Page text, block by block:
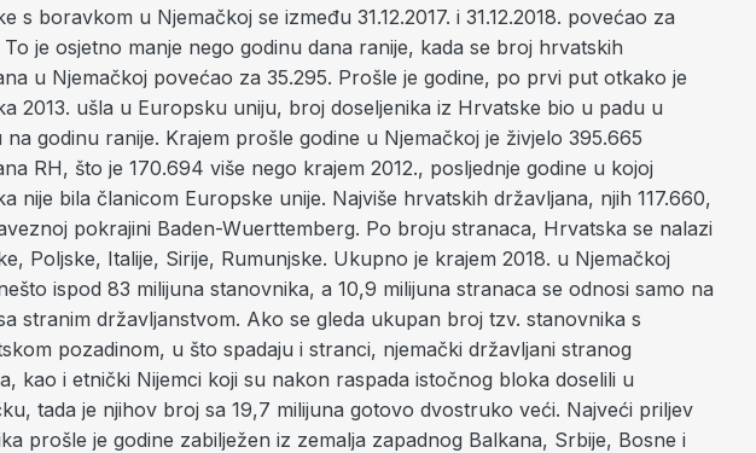
s boravkom u Njemačkoj se između 31.12.2017. i 31.12.2018. povećao za
To je osjetno manje nego godinu dana ranije, kada se broj hrvatskih
u Njemačkoj povećao za 35.295. Prošle je godine, po prvi put otkako je
2013. ušla u Europsku uniju, broj doseljenika iz Hrvatske bio u padu u
na godinu ranije. Krajem prošle godine u Njemačkoj je živjelo 395.665
RH, što je 170.694 više nego krajem 2012., posljednje godine u kojoj
nije bila članicom Europske unije. Najviše hrvatskih državljana, njih 117.660,
pokrajini Baden-Wuerttemberg. Po broju stranaca, Hrvatska se nalazi
Poljske, Italije, Sirije, Rumunjske. Ukupno je krajem 2018. u Njemačkoj
ispod 83 milijuna stanovnika, a 10,9 milijuna stranaca se odnosi samo na
stranim državljanstvom. Ako se gleda ukupan broj tzv. stanovnika s
pozadinom, u što spadaju i stranci, njemački državljani stranog
kao i etnički Nijemci koji su nakon raspada istočnog bloka doselili u
tada je njihov broj sa 19,7 milijuna gotovo dvostruko veći. Najveći priljev
prošle je godine zabilježen iz zemalja zapadnog Balkana, Srbije, Bosne i